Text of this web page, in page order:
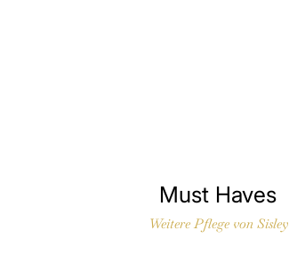
Must Haves
Weitere Pflege von Sisley